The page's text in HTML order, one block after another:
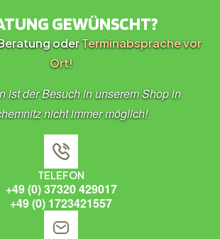
GEWÜNSCHT?
oderTerminabsprache vor
Ort!
ist der Besuch in unserem Shop in
nicht immer möglich!
TELEFON
+49 (0) 37320 429017
+49 (0) 1723421557